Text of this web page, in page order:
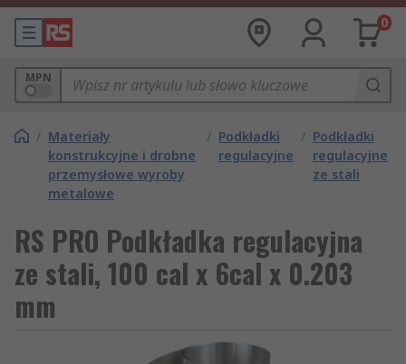
0
MPN
/ Materiały
konstrukcyjne i drobne
przemysłowe wyroby
metalowe
/ Podkładki
regulacyjne
/ Podkładki
regulacyjne
ze stali
RS PRO Podkładka regulacyjna
ze stali, 100 cal x 6cal x 0.203
mm